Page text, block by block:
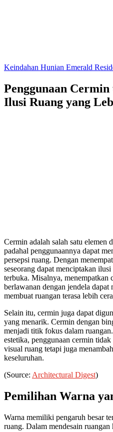
Keindahan Hunian Emerald
Penggunaan
Ilusi Ruang yang
Cermin adalah salah satu elemen
padahal penggunaannya dapat
persepsi ruang. Dengan
seseorang dapat menciptakan
terbuka. Misalnya, menempatkan
berlawanan dengan jendela dapat
membuat ruangan terasa lebih
Selain itu, cermin juga dapat
yang menarik. Cermin dengan
menjadi titik fokus dalam
estetika, penggunaan cermin
visual ruang tetapi juga
keseluruhan.
(Source: Architectural Digest)
Pemilihan Warna
Warna memiliki pengaruh besar
ruang. Dalam mendesain